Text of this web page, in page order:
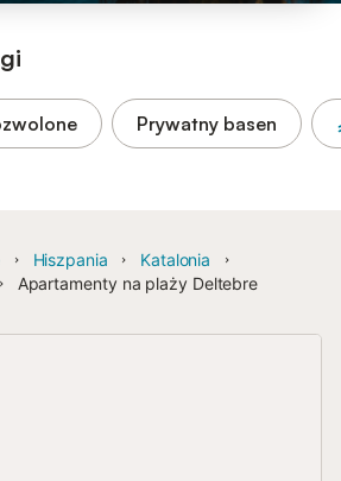
Prywatny basen
Hiszpania
Katalonia
Apartamenty na plaży Deltebre